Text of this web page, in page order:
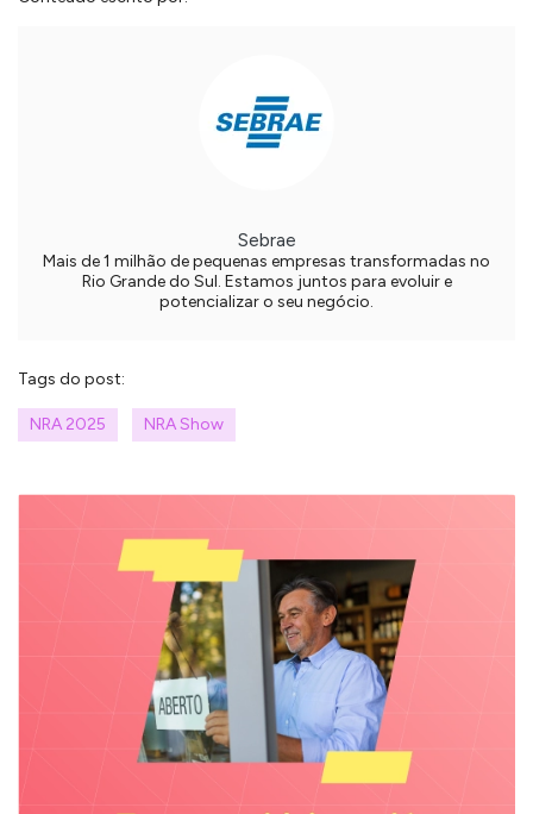
Sebrae
Mais de 1 milhão de pequenas empresas transformadas no
Rio Grande do Sul. Estamos juntos para evoluir e
potencializar o seu negócio.
Tags do post:
NRA 2025 NRA Show